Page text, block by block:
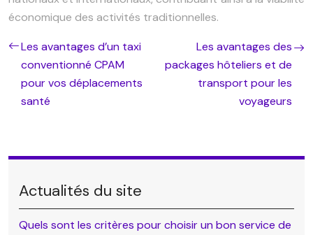
économique des activités traditionnelles.
Les avantages d’un taxi
conventionné CPAM
pour vos déplacements
santé
Les avantages des
packages hôteliers et de
transport pour les
voyageurs
Actualités du site
Quels sont les critères pour choisir un bon service de